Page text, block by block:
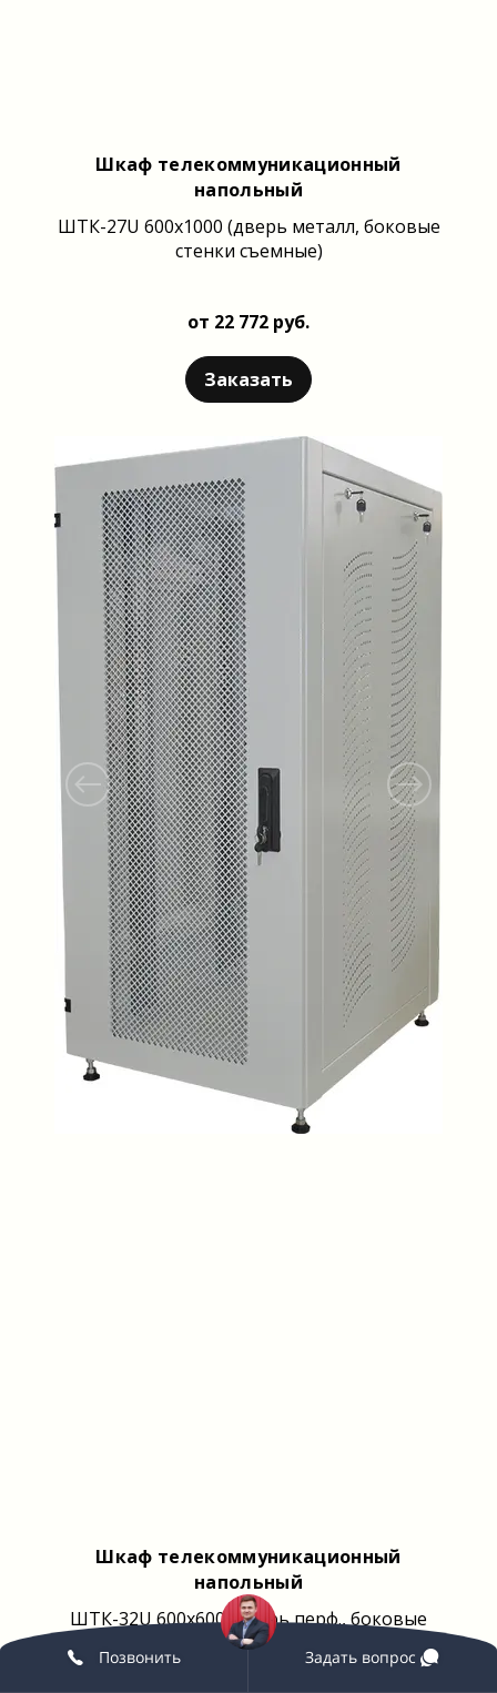
Шкаф телекоммуникационный
напольный
ШТК-27U 600x1000 (дверь металл, боковые
стенки съемные)
от 22 772 руб.
Заказать
Шкаф телекоммуникационный
напольный
ШТК-32U 600x600 (дверь перф., боковые
стенки съемные)
Позвонить Задать вопрос